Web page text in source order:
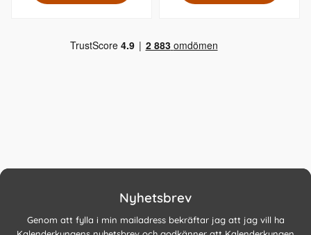
Nyhetsbrev
Genom att fylla i min mailadress bekräftar jag att jag vill ha